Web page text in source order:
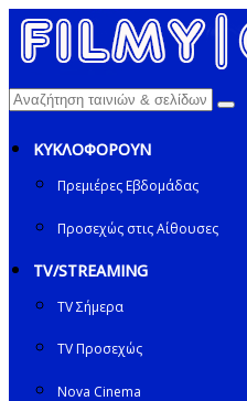
ΚΥΚΛΟΦΟΡΟΥΝ
Πρεμιέρες Εβδομάδας
Προσεχώς στις Αίθουσες
TV/STREAMING
TV Σήμερα
TV Προσεχώς
Nova Cinema